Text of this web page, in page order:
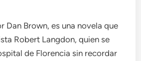
Dan Brown, es una novela que
Robert Langdon, quien se
de Florencia sin recordar